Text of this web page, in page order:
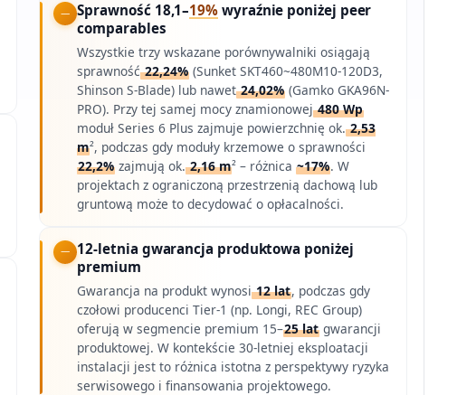
Sprawność 18,1–19% wyraźnie poniżej peer
comparables
Wszystkie trzy wskazane porównywalniki osiągają
sprawność22,24% (Sunket SKT460~480M10-120D3,
Shinson S-Blade) lub nawet24,02% (Gamko GKA96N-
PRO). Przy tej samej mocy znamionowej480 Wp
moduł Series 6 Plus zajmuje powierzchnię ok.2,53
m², podczas gdy moduły krzemowe o sprawności
22,2% zajmują ok.2,16 m² – różnica~17%. W
projektach z ograniczoną przestrzenią dachową lub
gruntową może to decydować o opłacalności.
12-letnia gwarancja produktowa poniżej
premium
Gwarancja na produkt wynosi12 lat, podczas gdy
czołowi producenci Tier-1 (np. Longi, REC Group)
oferują w segmencie premium 15–25 lat gwarancji
produktowej. W kontekście 30-letniej eksploatacji
instalacji jest to różnica istotna z perspektywy ryzyka
serwisowego i finansowania projektowego.